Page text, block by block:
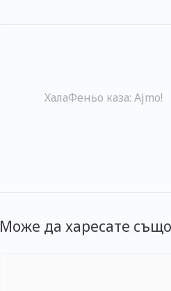
ХалаФеньо каза: Ajmo!
Може да харесате също